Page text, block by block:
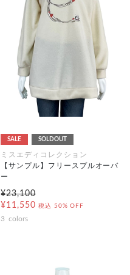
SALE SOLDOUT
ミスエディコレクション
【サンプル】フリースプルオーバ
ー
¥23,100
¥11,550 税込 50% OFF
3 colors